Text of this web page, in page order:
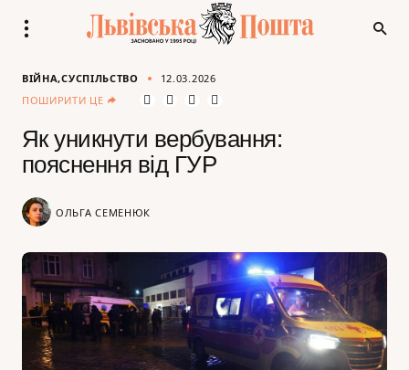
ВІЙНА СУСПІЛЬСТВО
12.03.2026
ПОШИРИТИ ЦЕ
Як уникнути вербування:
пояснення від ГУР
ОЛЬГА СЕМЕНЮК